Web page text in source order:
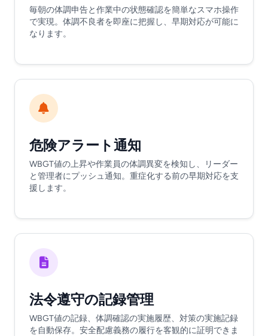
毎朝の体調申告と作業中の状態確認を簡単なスマホ操作
で実現。体調不良者を即座に把握し、早期対応が可能に
なります。
危険アラート通知
WBGT値の上昇や作業員の体調異変を検知し、リーダー
と管理者にプッシュ通知。重症化する前の早期対応を支
援します。
法令遵守の記録管理
WBGT値の記録、体調確認の実施履歴、対策の実施記録
を自動保存。安全配慮義務の履行を客観的に証明できま